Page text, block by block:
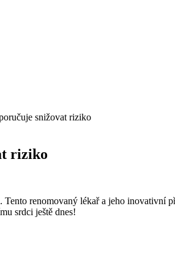
snižovat riziko
riziko
renomovaný lékař a jeho inovativní
srdci ještě dnes!